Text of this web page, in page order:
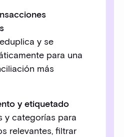
y se
para una
más
y etiquetado
y categorías para
relevantes, filtrar